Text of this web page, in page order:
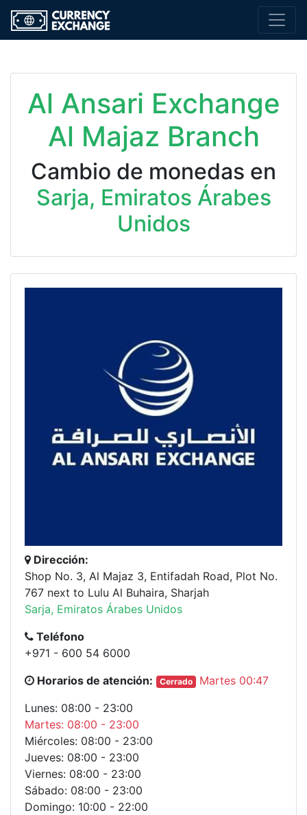
Al Ansari Exchange
Al Majaz Branch
Cambio de monedas en
Sarja, Emiratos Árabes
Unidos
Dirección:
Shop No. 3, Al Majaz 3, Entifadah Road, Plot No.
767 next to Lulu Al Buhaira, Sharjah
Sarja, Emiratos Árabes Unidos
Teléfono
+971 - 600 54 6000
Horarios de atención:
Cerrado
Martes 00:47
Lunes: 08:00 - 23:00
Martes: 08:00 - 23:00
Miércoles: 08:00 - 23:00
Jueves: 08:00 - 23:00
Viernes: 08:00 - 23:00
Sábado: 08:00 - 23:00
Domingo: 10:00 - 22:00